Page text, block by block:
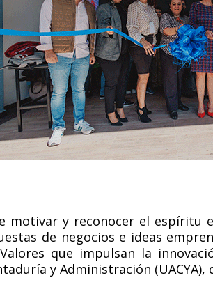
motivar y reconocer el espíritu
de negocios e ideas
que impulsan la
y Administración